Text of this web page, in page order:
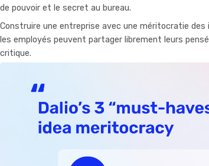
de pouvoir et le secret au bureau.
Construire une entreprise avec une méritocratie
les employés peuvent partager librement leurs
critique.